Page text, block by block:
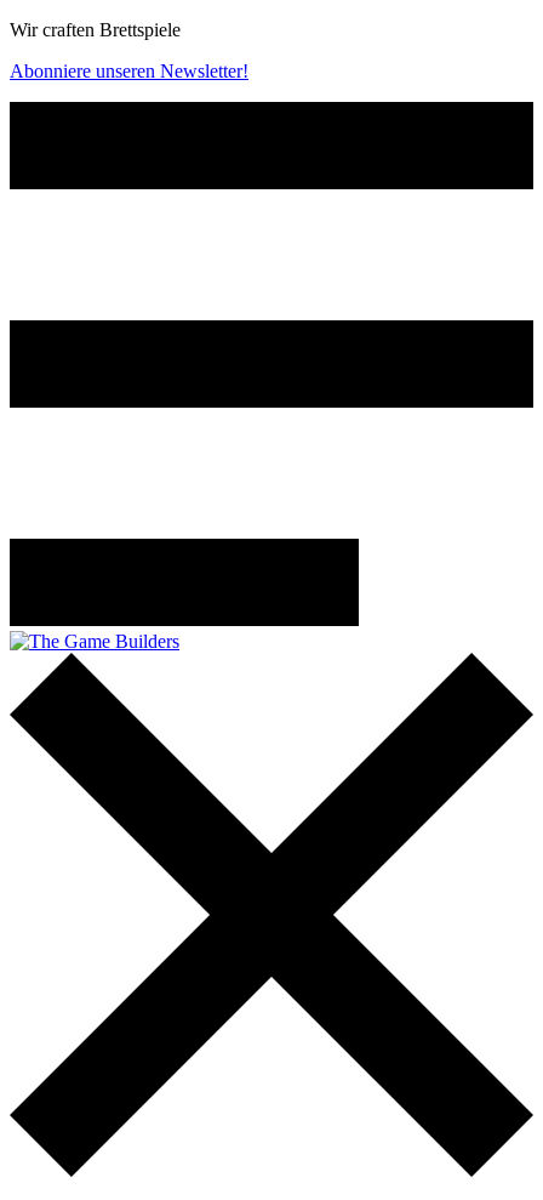
Wir craften Brettspiele
Abonniere unseren Newsletter!